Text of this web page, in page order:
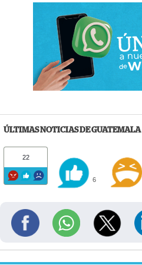
ÚLTIMAS NOTICIAS DE GUATEMALA
22
6